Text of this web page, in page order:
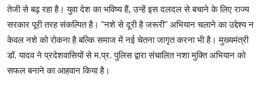
तेजी से बढ़ रहा है। युवा देश का भविष्य हैं, उन्हें इस दलदल से बचाने के लिए राज्य
सरकार पूरी तरह संकल्पित है। "नशे से दूरी है जरूरी" अभियान चलाने का उद्देश्य न
केवल नशे को रोकना है बल्कि समाज में नई चेतना जागृत करना भी है। मुख्यमंत्री
डॉ. यादव ने प्रदेशवासियों से म.प्र. पुलिस द्वारा संचालित नशा मुक्ति अभियान को
सफल बनाने का आहवान किया है।